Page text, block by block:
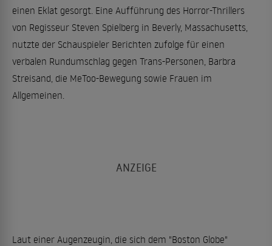
einen Eklat gesorgt. Eine Aufführung des Horror-Thrillers
von Regisseur Steven Spielberg in Beverly, Massachusetts,
nutzte der Schauspieler Berichten zufolge für einen
verbalen Rundumschlag gegen Trans-Personen, Barbra
Streisand, die MeToo-Bewegung sowie Frauen im
Allgemeinen.
Laut einer Augenzeugin, die sich dem "Boston Globe"